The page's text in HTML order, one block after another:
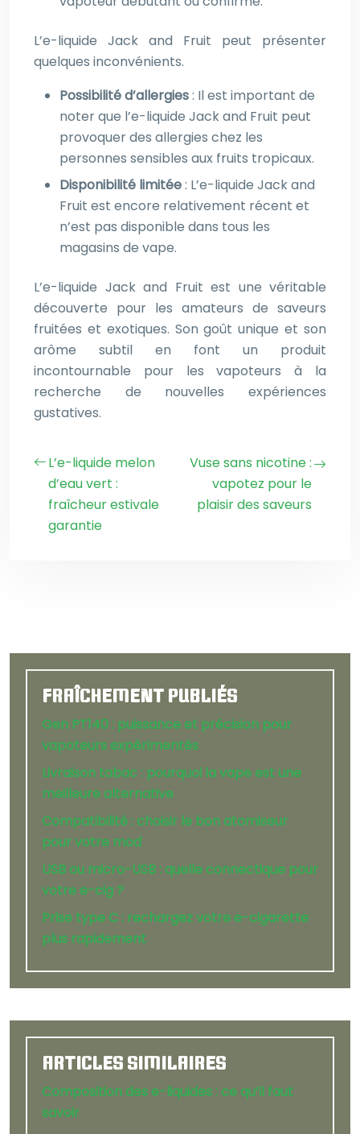
L’e-liquide Jack and Fruit peut présenter
quelques inconvénients.
Possibilité d’allergies: Il est important de
noter que l’e-liquide Jack and Fruit peut
provoquer des allergies chez les
personnes sensibles aux fruits tropicaux.
Disponibilité limitée: L’e-liquide Jack and
Fruit est encore relativement récent et
n’est pas disponible dans tous les
magasins de vape.
L’e-liquide Jack and Fruit est une véritable
découverte pour les amateurs de saveurs
fruitées et exotiques. Son goût unique et son
arôme subtil en font un produit
incontournable pour les vapoteurs à la
recherche de nouvelles expériences
gustatives.
L’e-liquide melon
d’eau vert :
fraîcheur estivale
garantie
Vuse sans nicotine :
vapotez pour le
plaisir des saveurs
FRAÎCHEMENT PUBLIÉS
Gen PT140 : puissance et précision pour
vapoteurs expérimentés
Livraison tabac : pourquoi la vape est une
meilleure alternative
Compatibilité : choisir le bon atomiseur
pour votre mod
USB ou micro-USB : quelle connectique pour
votre e-cig ?
Prise type C : rechargez votre e-cigarette
plus rapidement
ARTICLES SIMILAIRES
Composition des e-liquides : ce qu’il faut
savoir